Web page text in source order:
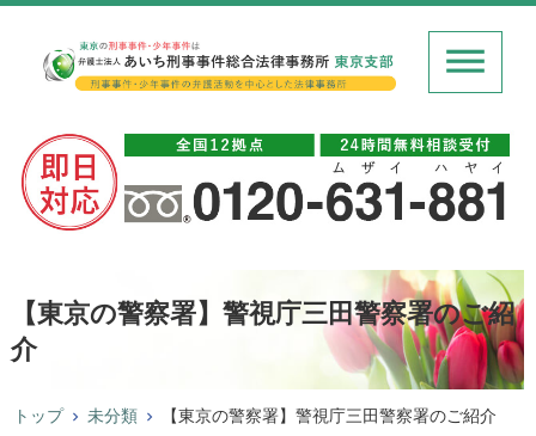
【東京の警察署】警視庁三田警察署のご紹
介
トップ 未分類 【東京の警察署】警視庁三田警察署のご紹介